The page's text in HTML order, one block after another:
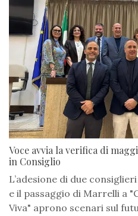
Voce avvia la verifica di
in Consiglio
L’adesione di due
e il passaggio di Marrelli a
Viva" aprono scenari sul